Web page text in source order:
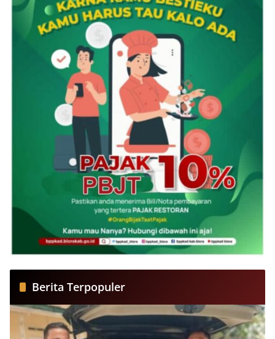
Berita Terpopuler